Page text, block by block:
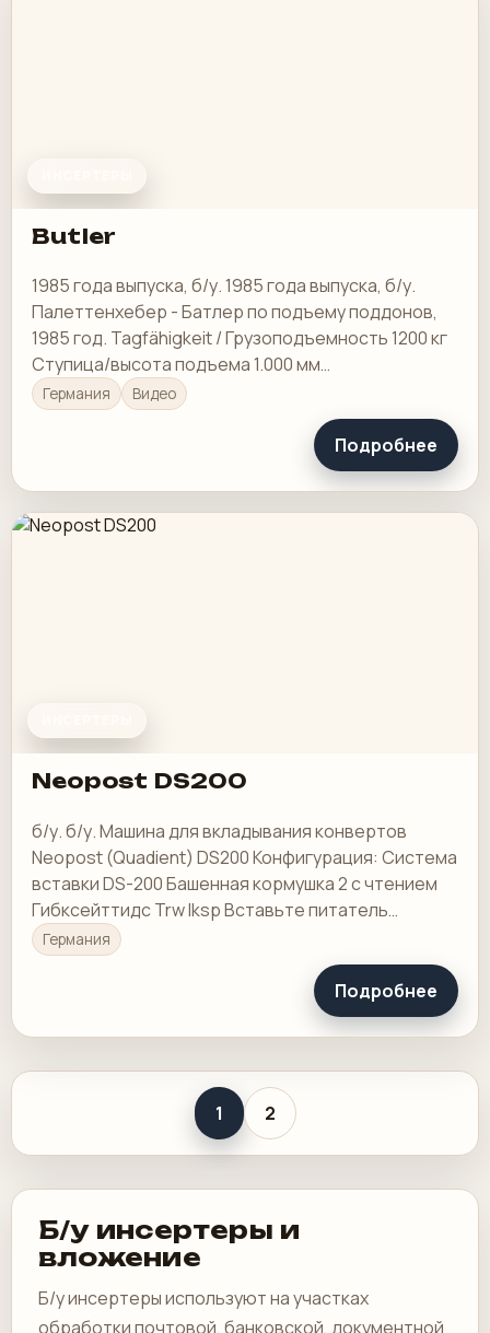
Butler
1985 года выпуска, б/у. 1985 года выпуска, б/у.
Палеттенхебер - Батлер по подъему поддонов,
1985 год. Tagfähigkeit / Грузоподъемность 1200 кг
Ступица/высота подъема 1.000 мм
Pressluftanschluss / Подача воздуха 6 бар
Германия Видео
Подробнее
Neopost DS200
б/у. б/у. Машина для вкладывания конвертов
Neopost (Quadient) DS200 Конфигурация: Система
вставки DS-200 Башенная кормушка 2 с чтением
Гибксейттидс Trw Iksp Вставьте питатель
Вставьте фидер с чтением
Германия
Подробнее
1 2
Б/у инсертеры и
вложение
Б/у инсертеры используют на участках
обработки почтовой, банковской, документной